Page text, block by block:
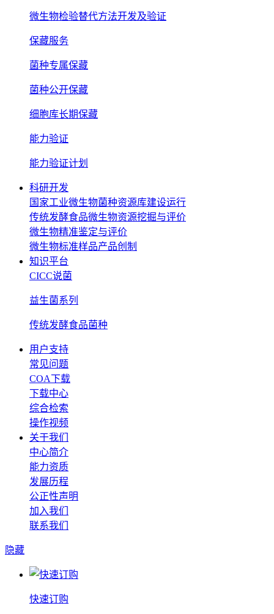
微生物检验替代方法开发及验证
保藏服务
菌种专属保藏
菌种公开保藏
细胞库长期保藏
能力验证
能力验证计划
科研开发
国家工业微生物菌种资源库建设运行
传统发酵食品微生物资源挖掘与评价
微生物精准鉴定与评价
微生物标准样品产品创制
知识平台
CICC说菌
益生菌系列
传统发酵食品菌种
用户支持
常见问题
COA下载
下载中心
综合检索
操作视频
关于我们
中心简介
能力资质
发展历程
公正性声明
加入我们
联系我们
隐藏
快速订购